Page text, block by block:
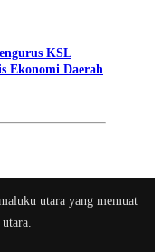
KSL
Ekonomi Daerah
utara yang memuat